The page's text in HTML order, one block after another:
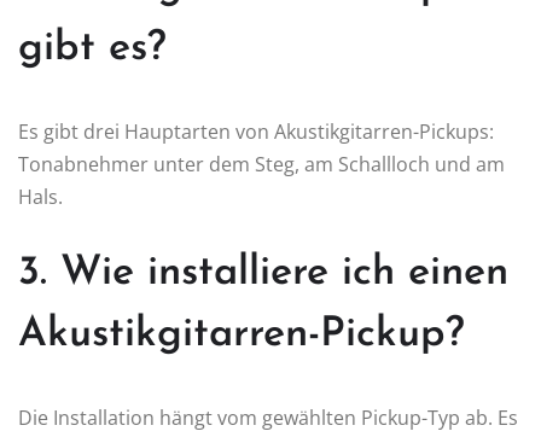
gibt es?
Es gibt drei Hauptarten von Akustikgitarren-Pickups:
Tonabnehmer unter dem Steg, am Schallloch und am
Hals.
3. Wie installiere ich einen
Akustikgitarren-Pickup?
Die Installation hängt vom gewählten Pickup-Typ ab. Es